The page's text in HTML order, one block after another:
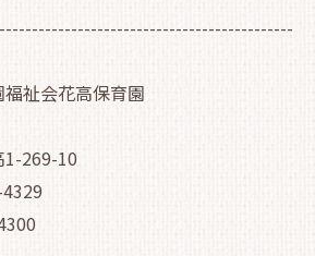
祉会花高保育園
1-269-10